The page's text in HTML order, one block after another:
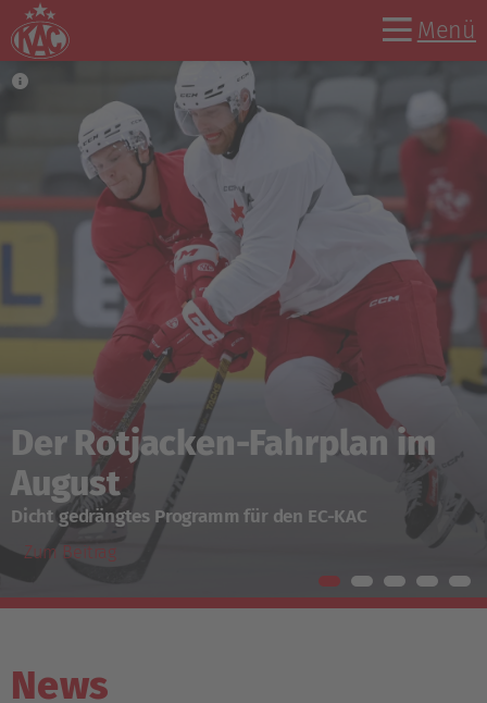
Menü
Informationen für Fans zu
den CHL-Auswärtsspielen
Ticketing-Informationen für Hamar und Krefeld
Zum Beitrag
News